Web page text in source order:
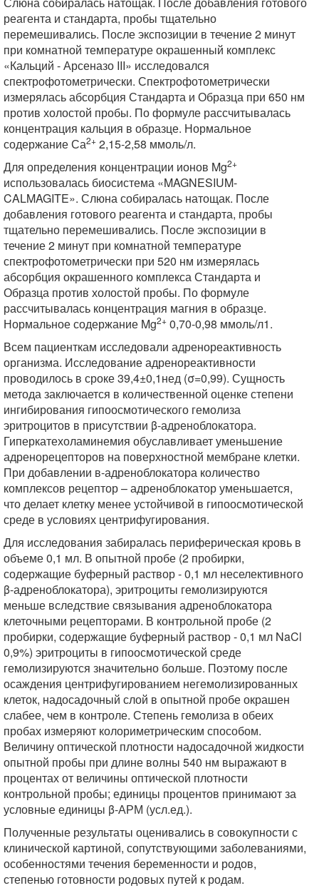
реагента и стандарта, пробы тщательно
перемешивались. После экспозиции в течение 2 минут
при комнатной температуре окрашенный комплекс
«Кальций - Арсеназо III» исследовался
спектрофотометрически. Спектрофотометрически
измерялась абсорбция Стандарта и Образца при 650 нм
против холостой пробы. По формуле рассчитывалась
концентрация кальция в образце. Нормальное
содержание Са2+ 2,15-2,58 ммоль/л.
Для определения концентрации ионов Mg2+
использовалась биосистема «MAGNESIUM-
CALMAGITE». Слюна собиралась натощак. После
добавления готового реагента и стандарта, пробы
тщательно перемешивались. После экспозиции в
течение 2 минут при комнатной температуре
спектрофотометрически при 520 нм измерялась
абсорбция окрашенного комплекса Стандарта и
Образца против холостой пробы. По формуле
рассчитывалась концентрация магния в образце.
Нормальное содержание Mg2+ 0,70-0,98 ммоль/л1.
Всем пациенткам исследовали адренореактивность
организма. Исследование адренореактивности
проводилось в сроке 39,4±0,1нед (σ=0,99). Сущность
метода заключается в количественной оценке степени
ингибирования гипоосмотического гемолиза
эритроцитов в присутствии β-адреноблокатора.
Гиперкатехоламинемия обуславливает уменьшение
адренорецепторов на поверхностной мембране клетки.
При добавлении в-адреноблокатора количество
комплексов рецептор – адреноблокатор уменьшается,
что делает клетку менее устойчивой в гипоосмотической
среде в условиях центрифугирования.
Для исследования забиралась периферическая кровь в
объеме 0,1 мл. В опытной пробе (2 пробирки,
содержащие буферный раствор - 0,1 мл неселективного
β-адреноблокатора), эритроциты гемолизируются
меньше вследствие связывания адреноблокатора
клеточными рецепторами. В контрольной пробе (2
пробирки, содержащие буферный раствор - 0,1 мл NaCl
0,9%) эритроциты в гипоосмотической среде
гемолизируются значительно больше. Поэтому после
осаждения центрифугированием негемолизированных
клеток, надосадочный слой в опытной пробе окрашен
слабее, чем в контроле. Степень гемолиза в обеих
пробах измеряют колориметрическим способом.
Величину оптической плотности надосадочной жидкости
опытной пробы при длине волны 540 нм выражают в
процентах от величины оптической плотности
контрольной пробы; единицы процентов принимают за
условные единицы β-АРМ (усл.ед.).
Полученные результаты оценивались в совокупности с
клинической картиной, сопутствующими заболеваниями,
особенностями течения беременности и родов,
степенью готовности родовых путей к родам.